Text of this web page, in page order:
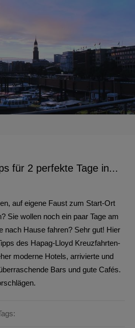
für 2 perfekte Tage in...
auf eigene Faust zum Start-Ort
Sie wollen noch ein paar Tage am
nach Hause fahren? Sehr gut! Hier
des Hapag-Lloyd Kreuzfahrten-
moderne Hotels, arrivierte und
Bars und gute Cafés.